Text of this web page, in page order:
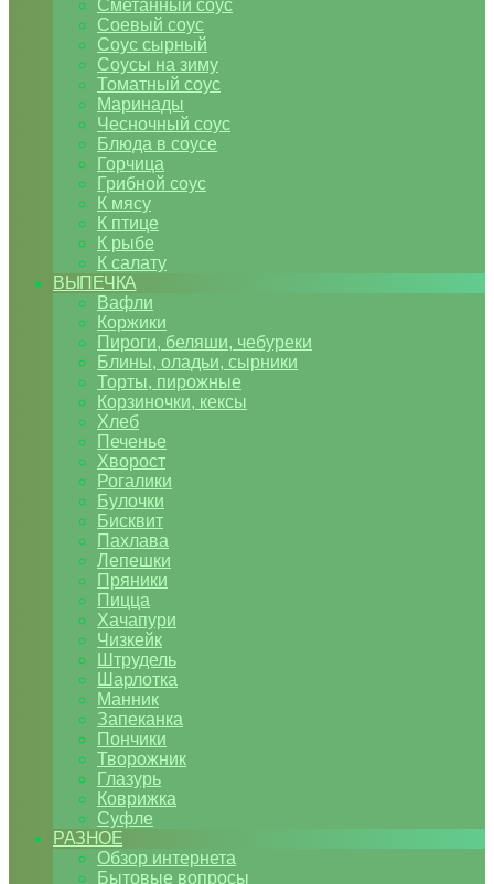
Сметанный соус
Соевый соус
Соус сырный
Соусы на зиму
Томатный соус
Маринады
Чесночный соус
Блюда в соусе
Горчица
Грибной соус
К мясу
К птице
К рыбе
К салату
ВЫПЕЧКА
Вафли
Коржики
Пироги, беляши, чебуреки
Блины, оладьи, сырники
Торты, пирожные
Корзиночки, кексы
Хлеб
Печенье
Хворост
Рогалики
Булочки
Бисквит
Пахлава
Лепешки
Пряники
Пицца
Хачапури
Чизкейк
Штрудель
Шарлотка
Манник
Запеканка
Пончики
Творожник
Глазурь
Коврижка
Суфле
РАЗНОЕ
Обзор интернета
Бытовые вопросы